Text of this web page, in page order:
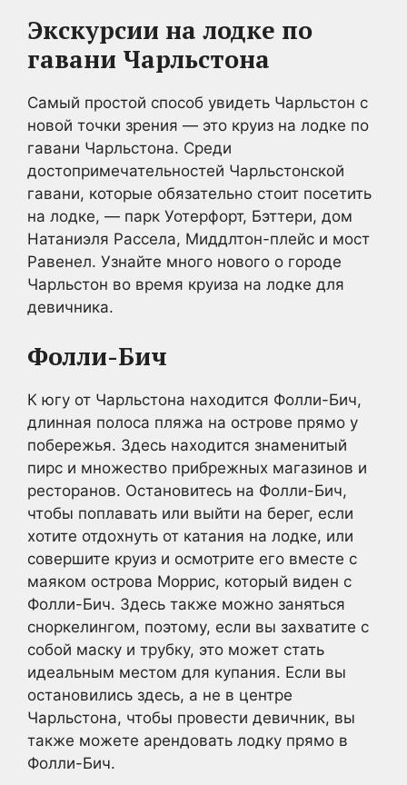
Экскурсии на лодке по
гавани Чарльстона
Самый простой способ увидеть Чарльстон с
новой точки зрения — это круиз на лодке по
гавани Чарльстона. Среди
достопримечательностей Чарльстонской
гавани, которые обязательно стоит посетить
на лодке, — парк Уотерфорт, Бэттери, дом
Натаниэля Рассела, Миддлтон-плейс и мост
Равенел. Узнайте много нового о городе
Чарльстон во время круиза на лодке для
девичника.
Фолли-Бич
К югу от Чарльстона находится Фолли-Бич,
длинная полоса пляжа на острове прямо у
побережья. Здесь находится знаменитый
пирс и множество прибрежных магазинов и
ресторанов. Остановитесь на Фолли-Бич,
чтобы поплавать или выйти на берег, если
хотите отдохнуть от катания на лодке, или
совершите круиз и осмотрите его вместе с
маяком острова Моррис, который виден с
Фолли-Бич. Здесь также можно заняться
сноркелингом, поэтому, если вы захватите с
собой маску и трубку, это может стать
идеальным местом для купания. Если вы
остановились здесь, а не в центре
Чарльстона, чтобы провести девичник, вы
также можете арендовать лодку прямо в
Фолли-Бич.